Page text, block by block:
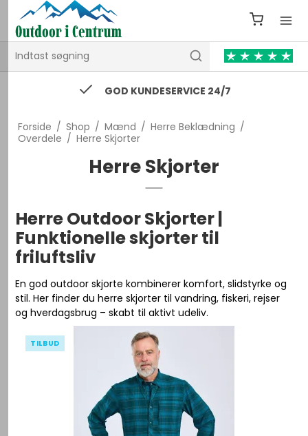
74 43 53 55 / kontakt@outdooricentrum.dk
Forside / Shop / Mænd / Herre Beklædning /
Overdele / Herre Skjorter
Herre Skjorter
Herre Outdoor Skjorter |
Funktionelle skjorter til
friluftsliv
En god outdoor skjorte kombinerer komfort, slidstyrke og
stil. Her finder du herre skjorter til vandring, fiskeri, rejser
og hverdagsbrug – skabt til aktivt udeliv.
TILBUD